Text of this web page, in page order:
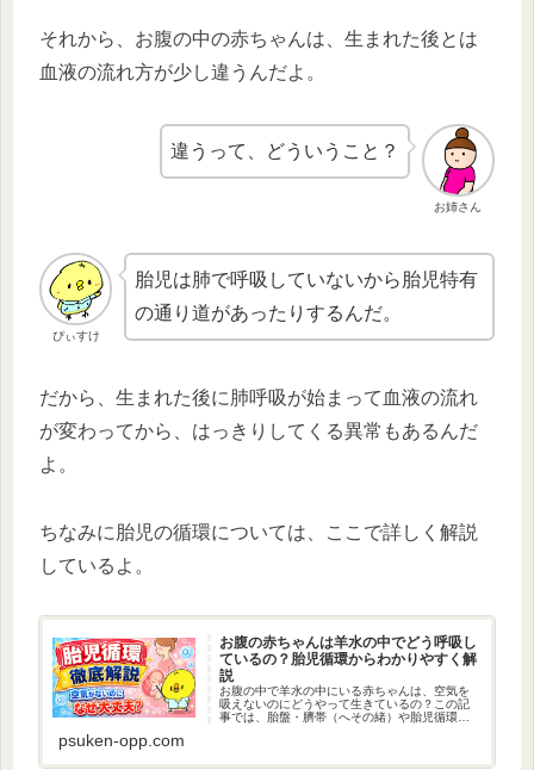
それから、お腹の中の赤ちゃんは、生まれた後とは
血液の流れ方が少し違うんだよ。
お姉さん
違うって、どういうこと？
ぴぃすけ
胎児は肺で呼吸していないから胎児特有
の通り道があったりするんだ。
だから、生まれた後に肺呼吸が始まって血液の流れ
が変わってから、はっきりしてくる異常もあるんだ
よ。
ちなみに胎児の循環については、ここで詳しく解説
しているよ。
お腹の赤ちゃんは羊水の中でどう呼吸し
ているの？胎児循環からわかりやすく解
説
お腹の中で羊水の中にいる赤ちゃんは、空気を
吸えないのにどうやって生きているの？この記
事では、胎盤・臍帯（へその緒）や胎児循環の
psuken-opp.com